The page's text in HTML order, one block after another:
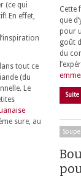
Cette
que
pour
goût
du
Suite
(ce qui
En effet,
tout ce
(du
Le
sure, au